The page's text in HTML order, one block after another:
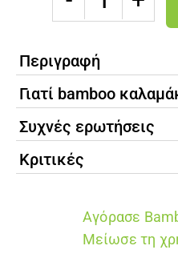
&
καθαριστικό
βουρτσάκι
Ποσότητα
Περιγραφή
Γιατί bamboo
Συχνές ερωτήσεις
Κριτικές
Αγόρασε
Μείωσε τη